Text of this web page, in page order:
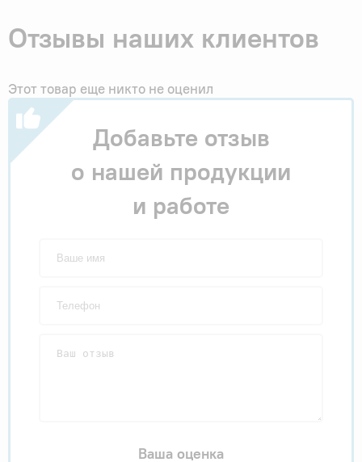
Отзывы наших клиентов
Этот товар еще никто не оценил
Добавьте отзыв
о нашей продукции
и работе
Ваша оценка